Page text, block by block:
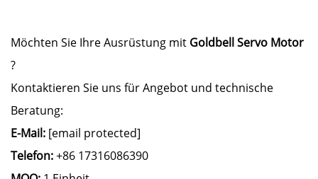
Möchten Sie Ihre Ausrüstung mit Goldbell Servo Motor
?
Kontaktieren Sie uns für Angebot und technische
Beratung:
E-Mail: [email protected]
Telefon:+86 17316086390